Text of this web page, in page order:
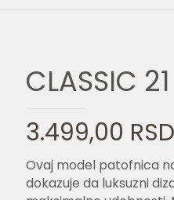
CLASSIC 21
3.499,00 RSD
Ovaj model patofnica
dokazuje da luksuzni